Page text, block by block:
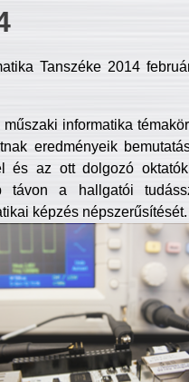
Tanszéke 2014
informatika
eredményeik
és az ott dolgozó
távon a hallgatói
képzés népszerűsítését.